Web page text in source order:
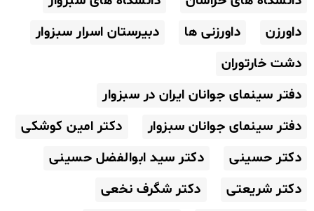
داورزن
داورزنی ها
دبیرستان اسرار سبزوار
دشت خارتوران
دفتر سینمای جوانان ایران در سبزوار
دفتر سینمای جوانان سبزوار
دکتر امین کوشکی
دکتر حسینی
دکتر سید ابوالفضل حسینی
دکتر شریعتی
دکتر شگرف نخعی